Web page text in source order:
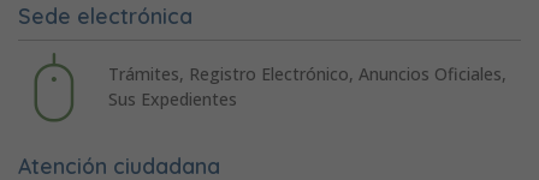
Sede electrónica
Trámites, Registro Electrónico, Anuncios Oficiales,
Sus Expedientes
Atención ciudadana